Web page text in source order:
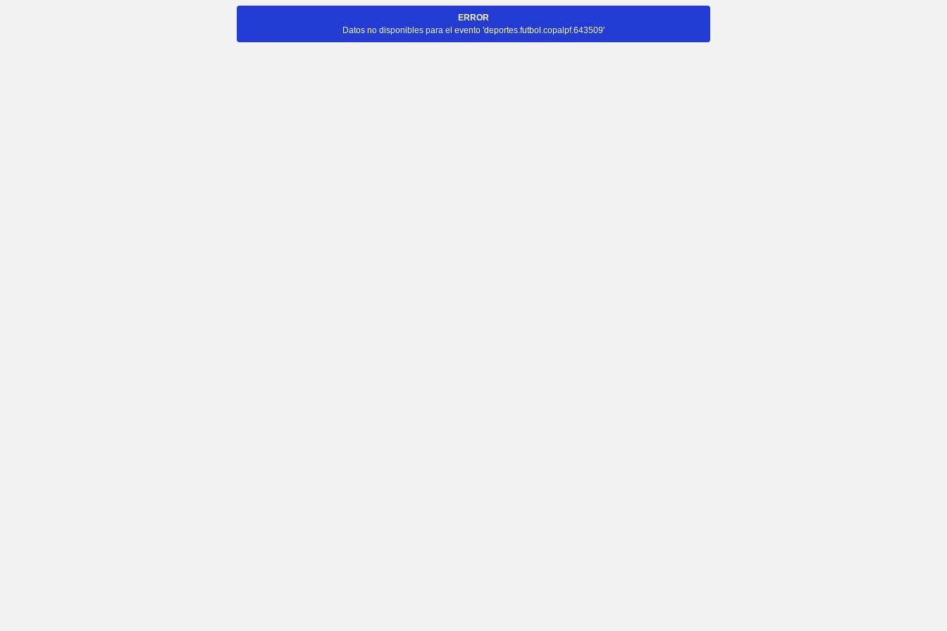
ERROR
Datos no disponibles para el evento 'deportes.futbol.copalpf.643509'